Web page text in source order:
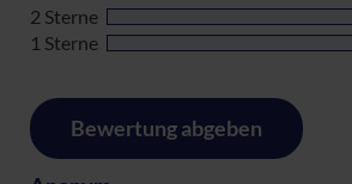
2 Sterne
1 Sterne
Bewertung abgeben